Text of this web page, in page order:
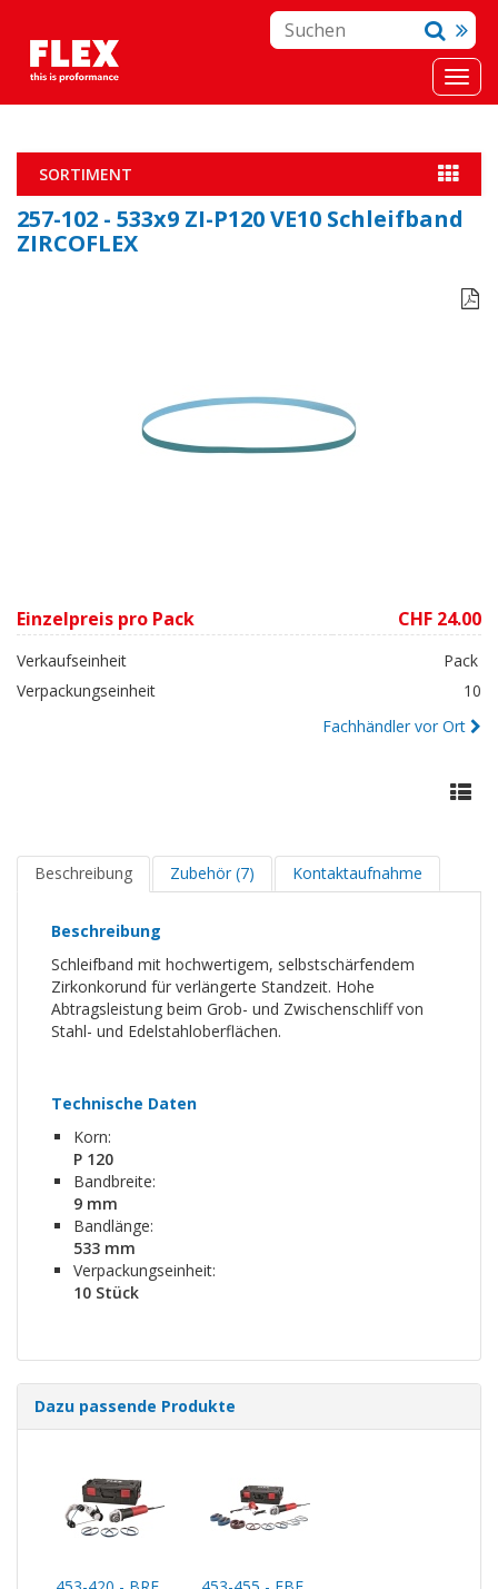
SORTIMENT
257-102 - 533x9 ZI-P120 VE10 Schleifband
ZIRCOFLEX

Einzelpreis pro Pack CHF 24.00
Verkaufseinheit
Pack
Verpackungseinheit
10
Fachhändler vor Ort
Beschreibung Zubehör (7) Kontaktaufnahme
Beschreibung
Schleifband mit hochwertigem, selbstschärfendem
Zirkonkorund für verlängerte Standzeit. Hohe
Abtragsleistung beim Grob- und Zwischenschliff von
Stahl- und Edelstahloberflächen.
Technische Daten
Korn:
P 120
Bandbreite:
9 mm
Bandlänge:
533 mm
Verpackungseinheit:
10 Stück
Dazu passende Produkte